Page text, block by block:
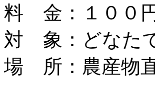
料 金：１００
対 象：どなた
場 所：農産物